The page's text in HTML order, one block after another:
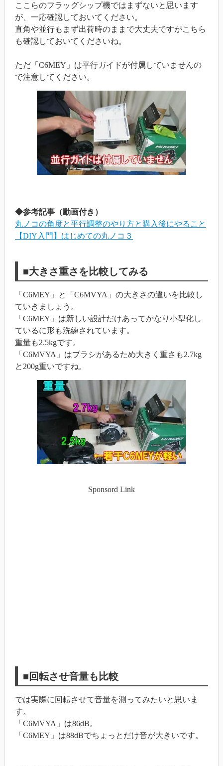
ここらのフラッグシップ機ではまずないと思います
が、一応確認しておいてください。
直角や並行もまず出荷時のままで大丈夫ですがこちら
も確認しておいてくださいね。
ただ「C6MEY」は平行ガイドが付属していませんの
で注意してください。
◆参考記事（動画付き）
丸ノコの角度と平行調整のやり方と購入後にやること
【DIY入門】はじめての丸ノコ３
■大きさ重さを比較してみる
「C6MEY」と「C6MVYA」の大きさの違いを比較し
ていきましょう。
「C6MEY」は新しい設計だけあってかなり小型化し
ているに形も洗練されています。
重量も2.5kgです。
「C6MVYA」はブラシがあるため大きく重さも2.7kg
と200g重いですね。
Sponsord Link
■回転させ音量も比較
では実際に回転させて音量を測ってみたいと思いま
す。
「C6MVYA」は86dB。
「C6MEY」は88dBでちょっとだけ音が大きいです。